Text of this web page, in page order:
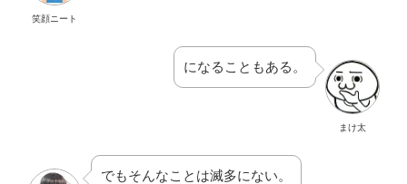
笑顔ニート
まけ太
になることもある。
でもそんなことは滅多にない。